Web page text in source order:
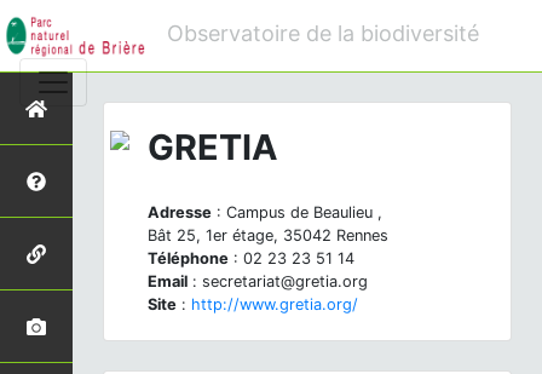
Observatoire de la biodiversité
GRETIA
Adresse : Campus de Beaulieu ,
Bât 25, 1er étage, 35042 Rennes
Téléphone : 02 23 23 51 14
Email : secretariat@gretia.org
Site : http://www.gretia.org/